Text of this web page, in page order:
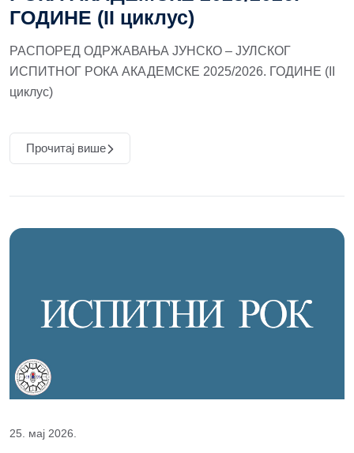
ГОДИНЕ (II циклус)
РАСПОРЕД ОДРЖАВАЊА ЈУНСКО – ЈУЛСКОГ
ИСПИТНОГ РОКА АКАДЕМСКЕ 2025/2026. ГОДИНЕ (II
циклус)
Прочитај више
25. мај 2026.